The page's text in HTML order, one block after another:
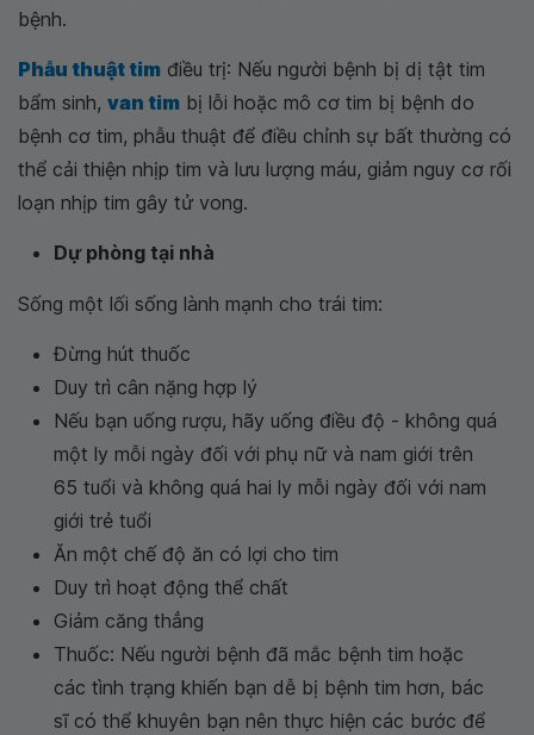
bệnh.
Phẫu thuật tim điều trị: Nếu người bệnh bị dị tật tim
bẩm sinh, van tim bị lỗi hoặc mô cơ tim bị bệnh do
bệnh cơ tim, phẫu thuật để điều chỉnh sự bất thường có
thể cải thiện nhịp tim và lưu lượng máu, giảm nguy cơ rối
loạn nhịp tim gây tử vong.
Dự phòng tại nhà
Sống một lối sống lành mạnh cho trái tim:
Đừng hút thuốc
Duy trì cân nặng hợp lý
Nếu bạn uống rượu, hãy uống điều độ - không quá
một ly mỗi ngày đối với phụ nữ và nam giới trên
65 tuổi và không quá hai ly mỗi ngày đối với nam
giới trẻ tuổi
Ăn một chế độ ăn có lợi cho tim
Duy trì hoạt động thể chất
Giảm căng thẳng
Thuốc: Nếu người bệnh đã mắc bệnh tim hoặc
các tình trạng khiến bạn dễ bị bệnh tim hơn, bác
sĩ có thể khuyên bạn nên thực hiện các bước để